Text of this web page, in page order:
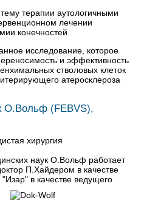
терапии аутологичными
лечении
конечностей.
исследование, которое
и эффективность
стволовых клеток
атеросклероза
О.Вольф (FEBVS),
хирургия
наук О.Вольф работает
П.Хайдером в качестве
"Изар" в качестве ведущего